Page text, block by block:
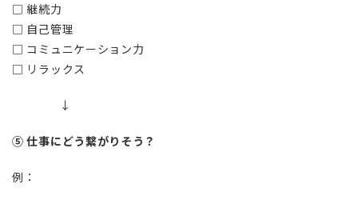
□ 継続力
□ 自己管理
□ コミュニケーション力
□ リラックス
↓
⑤ 仕事にどう繋がりそう？
例：